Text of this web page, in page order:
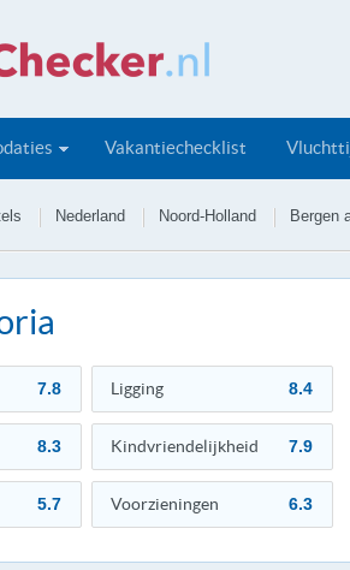
Vakantiechecklist
Nederland Noord-Holland Bergen
7.8 Ligging 8.4
8.3 Kindvriendelijkheid 7.9
5.7 Voorzieningen 6.3